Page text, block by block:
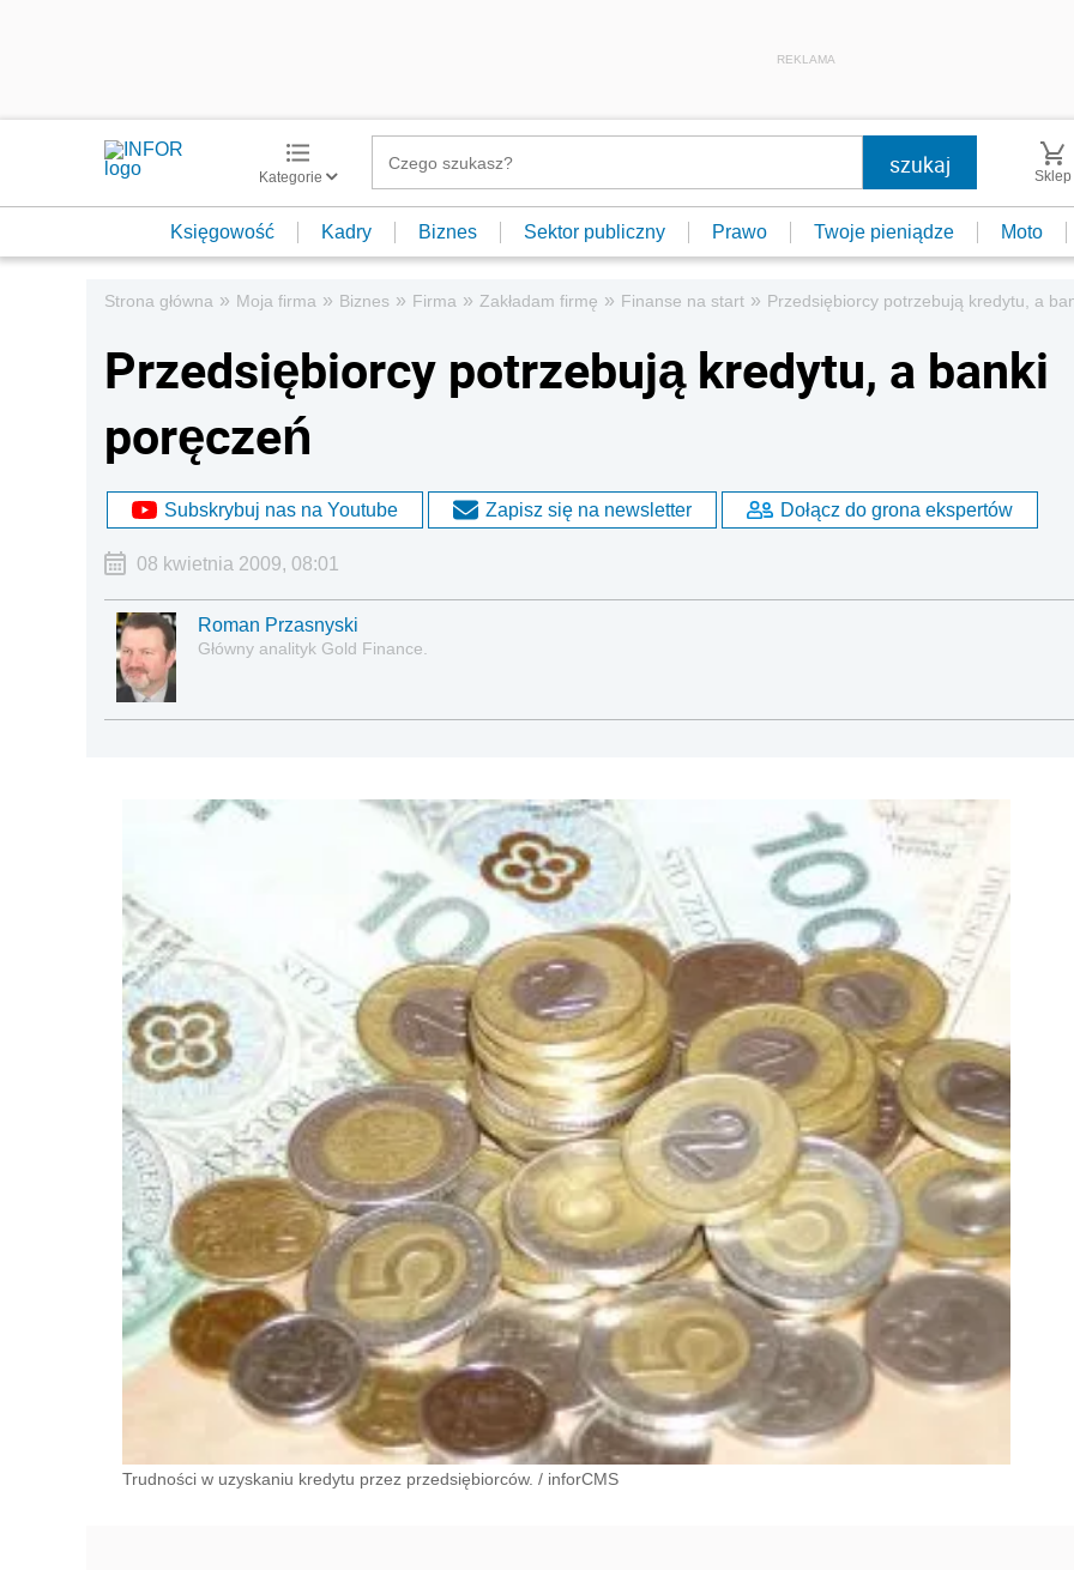
REKLAMA
Kategorie Sklep
Księgowość Kadry Biznes Sektor publiczny Prawo Twoje pieniądze Moto
Strona główna » Moja firma » Biznes » Firma » Zakładam firmę » Finanse na start » Przedsiębiorcy potrzebują kredytu, a
Przedsiębiorcy potrzebują kredytu, a banki
poręczeń
Subskrybuj nas na Youtube Zapisz się na newsletter Dołącz do grona ekspertów
08 kwietnia 2009, 08:01
Roman Przasnyski
Główny analityk Gold Finance.
Trudności w uzyskaniu kredytu przez przedsiębiorców. / inforCMS